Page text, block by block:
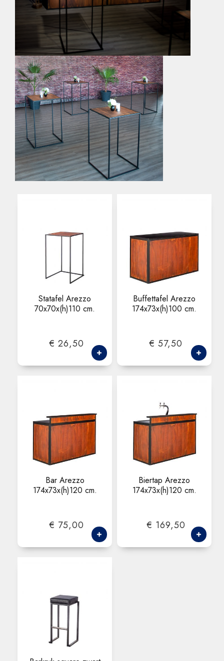
Statafel Arezzo
70x70x(h)110 cm.
€ 26,50
Buffettafel Arezzo
174x73x(h)100 cm.
€ 57,50
Bar Arezzo
174x73x(h)120 cm.
€ 75,00
Biertap Arezzo
174x73x(h)120 cm.
€ 169,50